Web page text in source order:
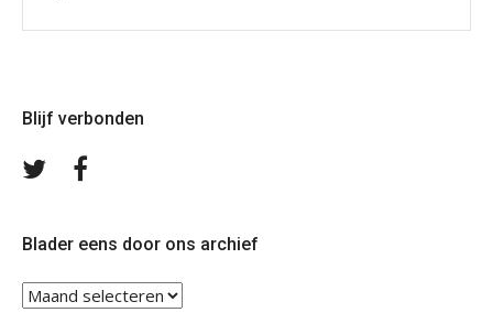
Blijf verbonden
Volg
Blader eens door ons archief
Blader